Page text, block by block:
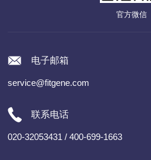
官方微信
电子邮箱
service@fitgene.com
联系电话
020-32053431 / 400-699-1663